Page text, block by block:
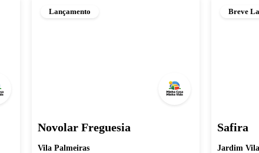
Lançamento
Novolar Freguesia
Vila Palmeiras
Breve
Safira
Jardim